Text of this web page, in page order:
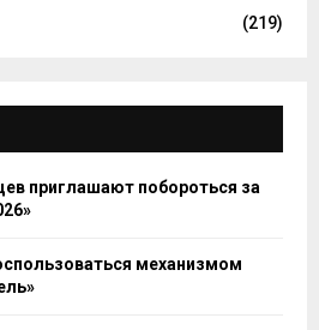
(219)
приглашают побороться за
механизмом